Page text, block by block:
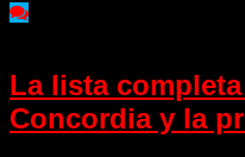
La lista
Concordia y la